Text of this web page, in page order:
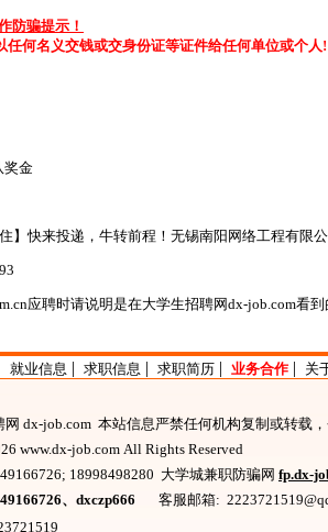
防骗提示！
任何名义交钱或交身份证等证件给任何单位或个人!
奖金
】快来投递，牛转前程！无锡南阳网络工程有限
应聘时请说明是在大学生招聘网dx-job.com看
就业信息 | 求职信息 | 求职简历| 业务合作| 关
dx-job.com 本站信息严禁任何机构复制或转载
www.dx-job.com All Rights Reserved
18998498280 大学城兼职防骗网 fp.dx-
、dxczp666 客服邮箱: